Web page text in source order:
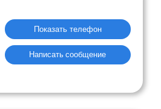
Показать телефон
Написать сообщение